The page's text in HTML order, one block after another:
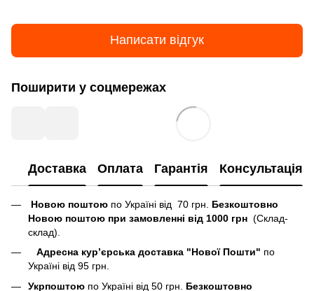
Написати відгук
Поширити у соцмережах
Доставка Оплата Гарантія Консультація
Новою поштою по Україні від 70 грн. Безкоштовно
Новою поштою при замовленні від 1000 грн (Склад-
склад).
Адресна кур’єрська доставка "Нової Пошти" по
Україні від 95 грн.
Укрпоштою по Україні від 50 грн. Безкоштовно